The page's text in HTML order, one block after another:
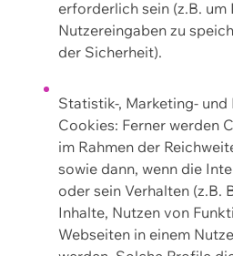
erforderlich sein (z.B.
Nutzereingaben zu
der Sicherheit).
Statistik-, Marketing- und
Cookies: Ferner werden
im Rahmen der
sowie dann, wenn die
oder sein Verhalten (z.B.
Inhalte, Nutzen von
Webseiten in einem